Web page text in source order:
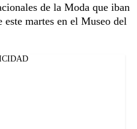
de la Moda que iban
este martes en el Museo del